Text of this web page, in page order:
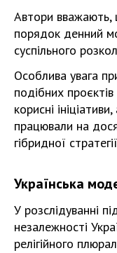
Автори вважають,
порядок денний
суспільного
Особлива увага
подібних
корисні
працювали на
гібридної
Українська
У розслідуванні
незалежності
релігійного